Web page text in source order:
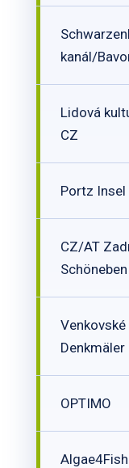
kanál/
Lidová
CZ
Portz Insel
CZ/AT
Schöneben
Denkmäler
OPTIMO
Algae4Fish